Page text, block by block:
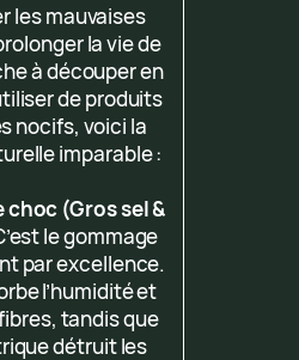
les mauvaises
la vie de
à découper en
de produits
nocifs, voici la
imparable :
choc (Gros sel &
le gommage
par excellence.
l’humidité et
tandis que
détruit les